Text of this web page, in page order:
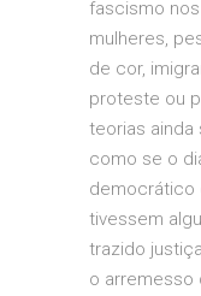
fascismo
mulheres,
de cor,
proteste ou
teorias ainda
como se o
democrático
tivessem
trazido
o arremesso